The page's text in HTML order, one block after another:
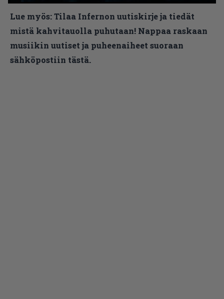
Lue myös:Tilaa Infernon uutiskirje ja tiedät
mistä kahvitauolla puhutaan! Nappaa raskaan
musiikin uutiset ja puheenaiheet suoraan
sähköpostiin tästä.